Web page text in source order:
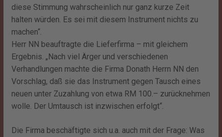
diese Stimmung wahrscheinlich nur ganz kurze Zeit
halten würden. Es sei mit diesem Instrument nichts zu
machen“.
Herr NN beauftragte die Lieferfirma – mit gleichem
Ergebnis. „Nach viel Ärger und verschiedenen
Verhandlungen machte die Firma Donath Herrn NN den
Vorschlag, daß sie das Instrument gegen Tausch eines
neuen unter Zuzahlung von etwa RM 100.– zurücknehmen
wolle. Der Umtausch ist inzwischen erfolgt“.
Die Firma beschäftigte sich u.a. auch mit der Frage: Was